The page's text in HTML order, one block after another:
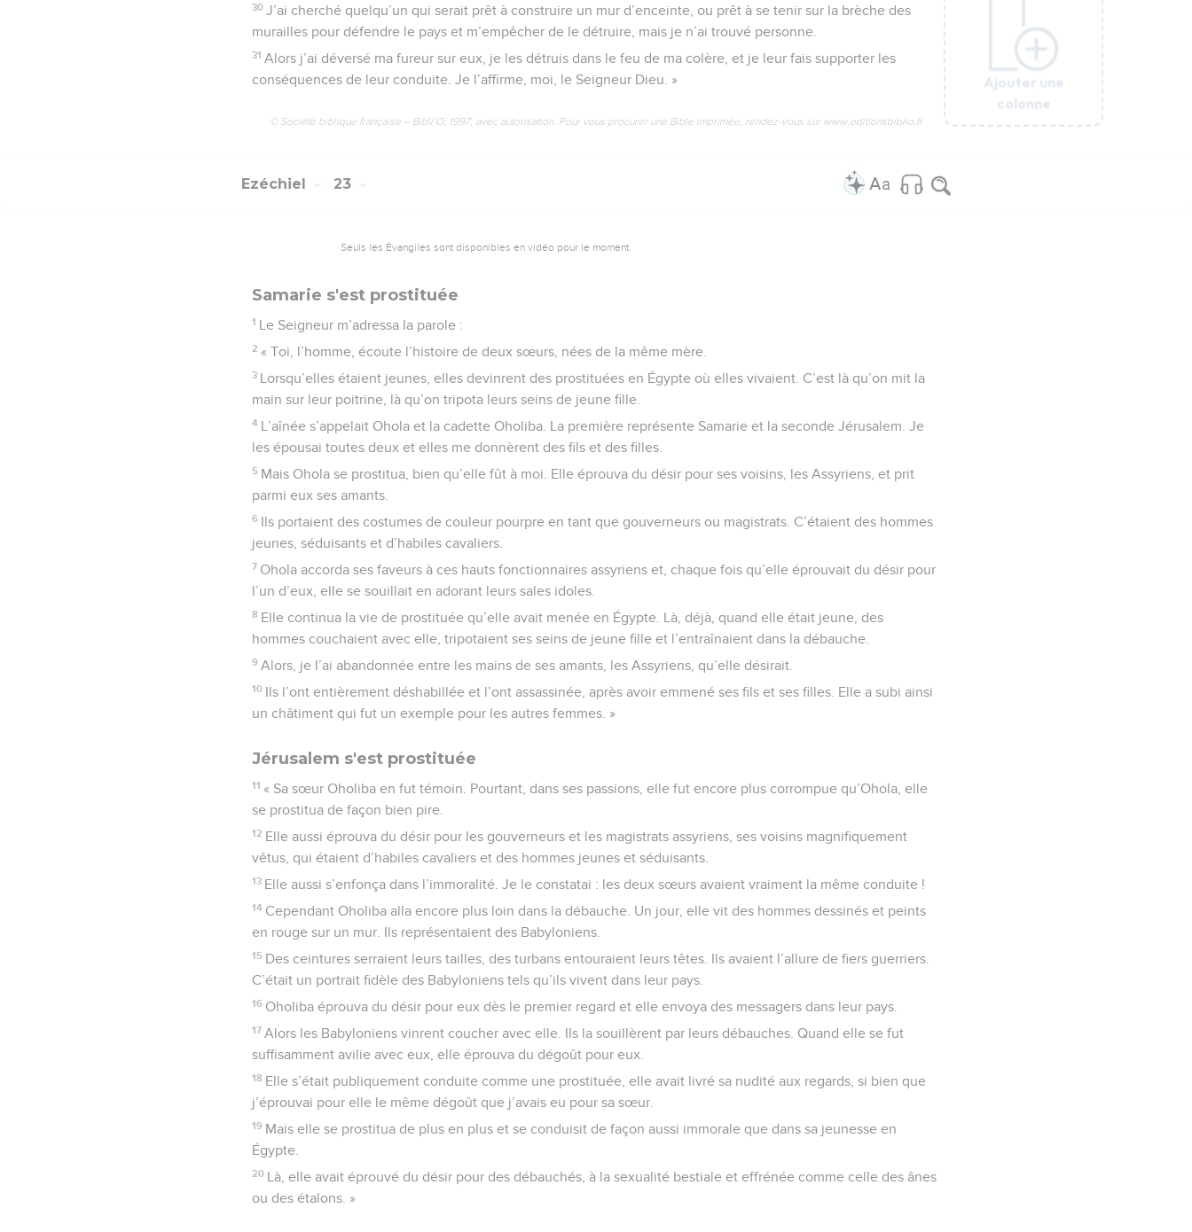
Ajouter une
colonne
30 J’ai cherché quelqu’un qui serait prêt à construire un mur d’enceinte, ou prêt à se tenir sur la brèche des
murailles pour défendre le pays et m’empêcher de le détruire, mais je n’ai trouvé personne.
31 Alors j’ai déversé ma fureur sur eux, je les détruis dans le feu de ma colère, et je leur fais supporter les
conséquences de leur conduite. Je l’affirme, moi, le Seigneur Dieu. »
© Société biblique française – Bibli’O, 1997, avec autorisation. Pour vous procurer une Bible imprimée, rendez-vous sur www.editionsbiblio.fr
Ajouter une
colonne
Ezéchiel 23
Seuls les Évangiles sont disponibles en vidéo pour le moment.
Samarie s'est prostituée
1 Le Seigneur m’adressa la parole :
2 « Toi, l’homme, écoute l’histoire de deux sœurs, nées de la même mère.
3 Lorsqu’elles étaient jeunes, elles devinrent des prostituées en Égypte où elles vivaient. C’est là qu’on mit la
main sur leur poitrine, là qu’on tripota leurs seins de jeune fille.
4 L’aînée s’appelait Ohola et la cadette Oholiba. La première représente Samarie et la seconde Jérusalem. Je
les épousai toutes deux et elles me donnèrent des fils et des filles.
5 Mais Ohola se prostitua, bien qu’elle fût à moi. Elle éprouva du désir pour ses voisins, les Assyriens, et prit
parmi eux ses amants.
6 Ils portaient des costumes de couleur pourpre en tant que gouverneurs ou magistrats. C’étaient des hommes
jeunes, séduisants et d’habiles cavaliers.
7 Ohola accorda ses faveurs à ces hauts fonctionnaires assyriens et, chaque fois qu’elle éprouvait du désir pour
l’un d’eux, elle se souillait en adorant leurs sales idoles.
8 Elle continua la vie de prostituée qu’elle avait menée en Égypte. Là, déjà, quand elle était jeune, des
hommes couchaient avec elle, tripotaient ses seins de jeune fille et l’entraînaient dans la débauche.
9 Alors, je l’ai abandonnée entre les mains de ses amants, les Assyriens, qu’elle désirait.
10 Ils l’ont entièrement déshabillée et l’ont assassinée, après avoir emmené ses fils et ses filles. Elle a subi ainsi
un châtiment qui fut un exemple pour les autres femmes. »
Jérusalem s'est prostituée
11 « Sa sœur Oholiba en fut témoin. Pourtant, dans ses passions, elle fut encore plus corrompue qu’Ohola, elle
se prostitua de façon bien pire.
12 Elle aussi éprouva du désir pour les gouverneurs et les magistrats assyriens, ses voisins magnifiquement
vêtus, qui étaient d’habiles cavaliers et des hommes jeunes et séduisants.
13 Elle aussi s’enfonça dans l’immoralité. Je le constatai : les deux sœurs avaient vraiment la même conduite !
14 Cependant Oholiba alla encore plus loin dans la débauche. Un jour, elle vit des hommes dessinés et peints
en rouge sur un mur. Ils représentaient des Babyloniens.
15 Des ceintures serraient leurs tailles, des turbans entouraient leurs têtes. Ils avaient l’allure de fiers guerriers.
C’était un portrait fidèle des Babyloniens tels qu’ils vivent dans leur pays.
16 Oholiba éprouva du désir pour eux dès le premier regard et elle envoya des messagers dans leur pays.
17 Alors les Babyloniens vinrent coucher avec elle. Ils la souillèrent par leurs débauches. Quand elle se fut
suffisamment avilie avec eux, elle éprouva du dégoût pour eux.
18 Elle s’était publiquement conduite comme une prostituée, elle avait livré sa nudité aux regards, si bien que
j’éprouvai pour elle le même dégoût que j’avais eu pour sa sœur.
19 Mais elle se prostitua de plus en plus et se conduisit de façon aussi immorale que dans sa jeunesse en
Égypte.
20 Là, elle avait éprouvé du désir pour des débauchés, à la sexualité bestiale et effrénée comme celle des ânes
ou des étalons. »
Ajouter une
colonne
Ajouter une
colonne
Ajouter une
colonne